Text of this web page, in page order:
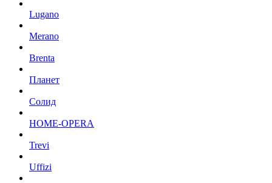
Lugano
Merano
Brenta
Планет
Солид
HOME-OPERA
Trevi
Uffizi